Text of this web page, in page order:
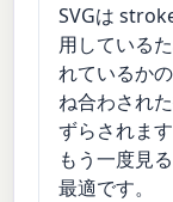
SVGは
用している
れているか
ね合わされ
ずらされま
もう一度見
最適です。